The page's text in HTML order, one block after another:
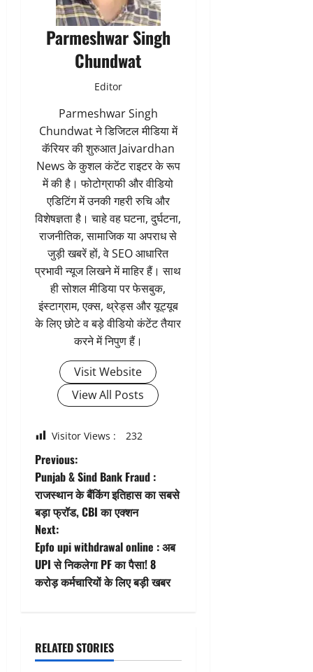
Parmeshwar Singh
Chundwat
Editor
Parmeshwar Singh
Chundwat ने डिजिटल मीडिया में
कॅरियर की शुरुआत Jaivardhan
News के कुशल कंटेंट राइटर के रूप
में की है। फोटोग्राफी और वीडियो
एडिटिंग में उनकी गहरी रुचि और
विशेषज्ञता है। चाहे वह घटना, दुर्घटना,
राजनीतिक, सामाजिक या अपराध से
जुड़ी खबरें हों, वे SEO आधारित
प्रभावी न्यूज लिखने में माहिर हैं। साथ
ही सोशल मीडिया पर फेसबुक,
इंस्टाग्राम, एक्स, थ्रेड्स और यूट्यूब
के लिए छोटे व बड़े वीडियो कंटेंट तैयार
करने में निपुण हैं।
Visit Website
View All Posts
Visitor Views : 232
P
o
s
t
n
v
Previous:
Punjab & Sind Bank Fraud :
राजस्थान के बैंकिंग इतिहास का सबसे
बड़ा फ्रॉड, CBI का एक्शन
Next:
Epfo upi withdrawal online : अब
UPI से निकलेगा PF का पैसा! 8
करोड़ कर्मचारियों के लिए बड़ी खबर
RELATED STORIES